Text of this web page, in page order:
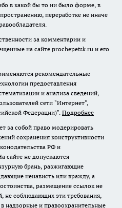
в какой бы то ни было форме, в
переработке не иначе
за комментарии и
на сайте prochepetsk.ru и его
рекомендательные
предоставления
и анализа сведений,
сети "Интернет",
Федерации)". Подробнее
за собой право модерировать
сохранения конструктивности
РФ и
сайте не допускаются
брань, разжигающие
ненависть или вражду, а
размещение ссылок не
не соблюдающих эти требования,
надзорные и правоохранительные